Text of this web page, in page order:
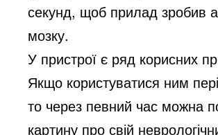
секунд, щоб прилад зробив
мозку.
У пристрої є ряд корисних
Якщо користуватися ним
то через певний час можна
картину про свій